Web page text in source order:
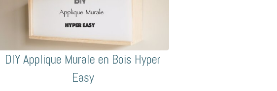
DIY Applique Murale en Bois Hyper
Easy